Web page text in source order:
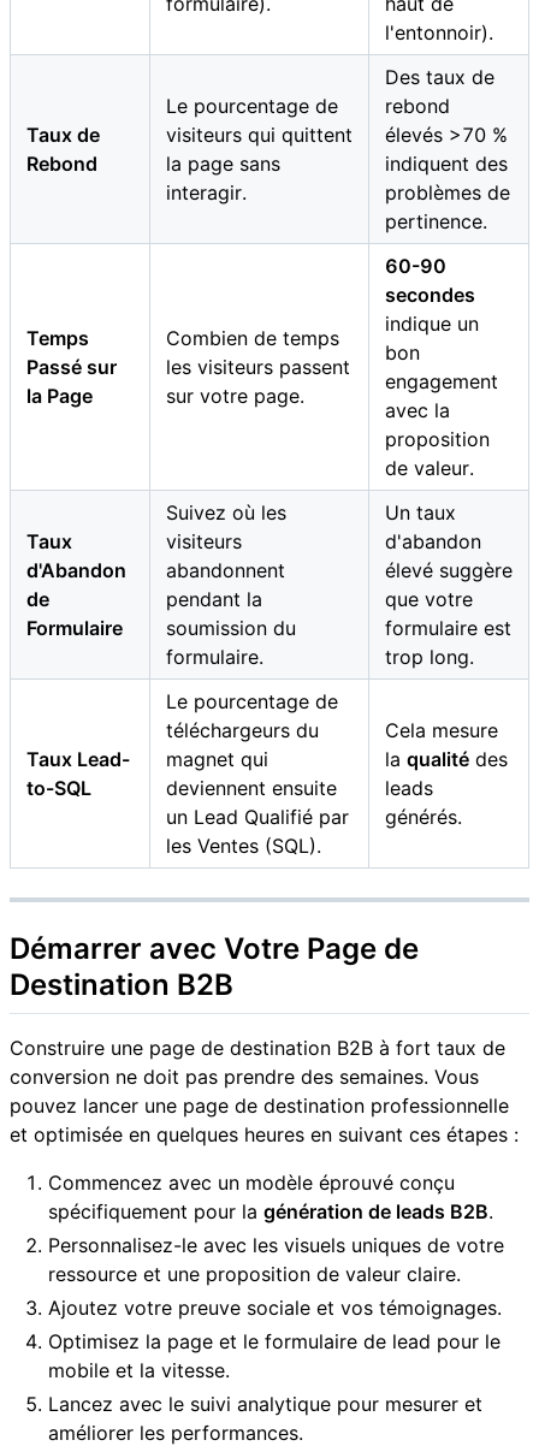
l'entonnoir).
Taux de
Rebond
Le pourcentage de
visiteurs qui quittent
la page sans
interagir.
Des taux de
rebond
élevés >70 %
indiquent des
problèmes de
pertinence.
Temps
Passé sur
la Page
Combien de temps
les visiteurs passent
sur votre page.
60-90
secondes
indique un
bon
engagement
avec la
proposition
de valeur.
Taux
d'Abandon
de
Formulaire
Suivez où les
visiteurs
abandonnent
pendant la
soumission du
formulaire.
Un taux
d'abandon
élevé suggère
que votre
formulaire est
trop long.
Taux Lead-
to-SQL
Le pourcentage de
téléchargeurs du
magnet qui
deviennent ensuite
un Lead Qualifié par
les Ventes (SQL).
Cela mesure
la qualité des
leads
générés.
Démarrer avec Votre Page de
Destination B2B
Construire une page de destination B2B à fort taux de
conversion ne doit pas prendre des semaines. Vous
pouvez lancer une page de destination professionnelle
et optimisée en quelques heures en suivant ces étapes :
Commencez avec un modèle éprouvé conçu
spécifiquement pour la génération de leads B2B.
Personnalisez-le avec les visuels uniques de votre
ressource et une proposition de valeur claire.
Ajoutez votre preuve sociale et vos témoignages.
Optimisez la page et le formulaire de lead pour le
mobile et la vitesse.
Lancez avec le suivi analytique pour mesurer et
améliorer les performances.